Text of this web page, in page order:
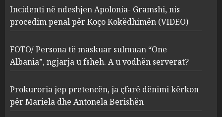
3
FOTO/ Persona të maskuar
sulmuan “One Albania”,
ngjarja u fsheh. A u vodhën
serverat?
MARCH 25, 2025
Prokuroria jep pretencën, ja
çfarë dënimi kërkon për
Incidenti në ndeshjen Apolonia- Gramshi, nis
procedim penal për Koço Kokëdhimën (VIDEO)
FOTO/ Persona të maskuar sulmuan “One
Albania”, ngjarja u fsheh. A u vodhën serverat?
Prokuroria jep pretencën, ja çfarë dënimi kërkon
për Mariela dhe Antonela Berishën